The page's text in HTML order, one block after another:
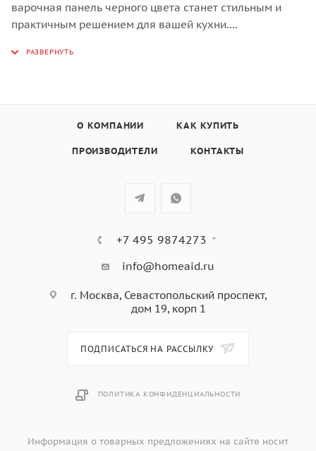
варочная панель черного цвета станет стильным и
практичным решением для вашей кухни.
стеклокерамическая поверхность легко и удобно
приготовления и подогревания пищи в посуде разного
беспокоиться о том, что приготавливаемая пища
звукового сигнала через определённое время без
отключения зоны нагрева.
О КОМПАНИИ КАК КУПИТЬ
ПРОИЗВОДИТЕЛИ КОНТАКТЫ
+7 495 9874273
info@homeaid.ru
г. Москва, Севастопольский проспект,
дом 19, корп 1
ПОДПИСАТЬСЯ НА РАССЫЛКУ
ПОЛИТИКА КОНФИДЕНЦИАЛЬНОСТИ
Информация о товарных предложениях на сайте носит